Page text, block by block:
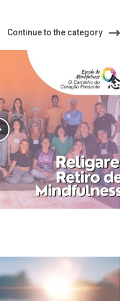
Continue to the category